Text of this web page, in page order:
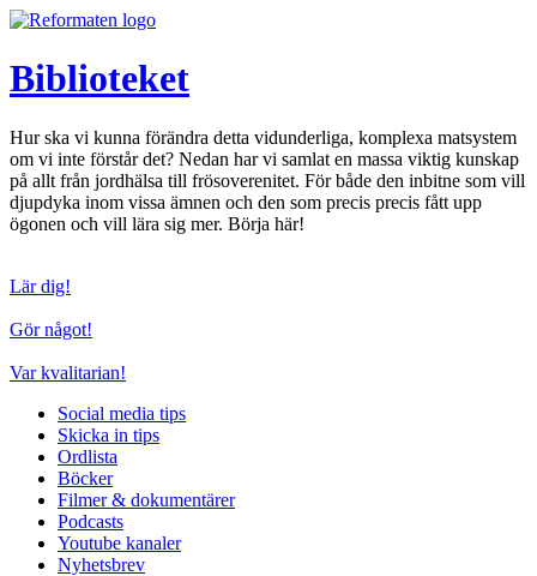
Hoppa
innehåll
Biblioteket
Hur ska vi kunna förändra detta vidunderliga, komplexa matsystem
om vi inte förstår det? Nedan har vi samlat en massa viktig kunskap
på allt från jordhälsa till frösoverenitet. För både den inbitne som vill
djupdyka inom vissa ämnen och den som precis precis fått upp
ögonen och vill lära sig mer. Börja här!
Lär dig!
Gör något!
Var kvalitarian!
Social media tips
Skicka in tips
Ordlista
Böcker
Filmer & dokumentärer
Podcasts
Youtube kanaler
Nyhetsbrev